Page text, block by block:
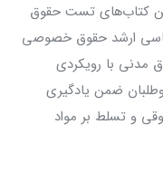
کتاب‌های تست حقوق
ارشد حقوق خصوصی
مدنی با رویکردی
ضمن یادگیری
و تسلط بر مواد